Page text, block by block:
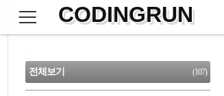
으
CODINGRUN
CATEGORY
전체보기 (107)
검